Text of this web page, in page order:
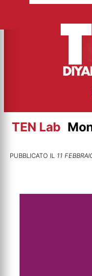
contenuto
TEN Lab
PUBBLICATO IL 11